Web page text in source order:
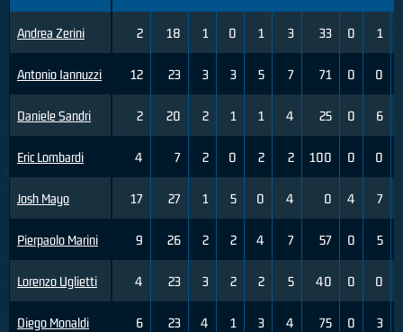
Andrea Zerini
Antonio Iannuzzi
Daniele Sandri
Eric Lombardi
Josh Mayo
Pierpaolo Marini
Lorenzo Uglietti
Diego Monaldi
2 18 1 0 1 3 33 0 1
12 23 3 3 5 7 71 0 0
2 20 2 1 1 4 25 0 6
4 7 2 0 2 2 100 0 0
17 27 1 5 0 4 0 4 7
9 26 2 2 4 7 57 0 5
4 23 3 2 2 5 40 0 0
6 23 4 1 3 4 75 0 3